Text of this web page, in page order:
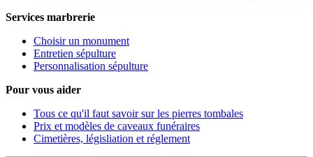
Services marbrerie
Choisir un monument
Entretien sépulture
Personnalisation sépulture
Pour vous aider
Tous ce qu'il faut savoir sur les pierres tombales
Prix et modèles de caveaux funéraires
Cimetières, législiation et réglement